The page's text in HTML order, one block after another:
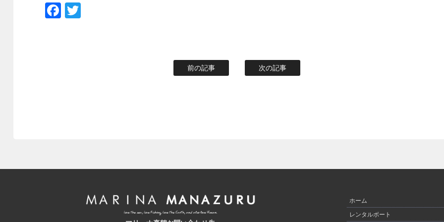
Facebook
Twitter
前の記事 次の記事
ホーム
レンタルボート